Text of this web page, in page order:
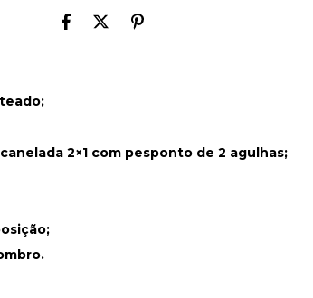
2×1 com pesponto de 2 agulhas;